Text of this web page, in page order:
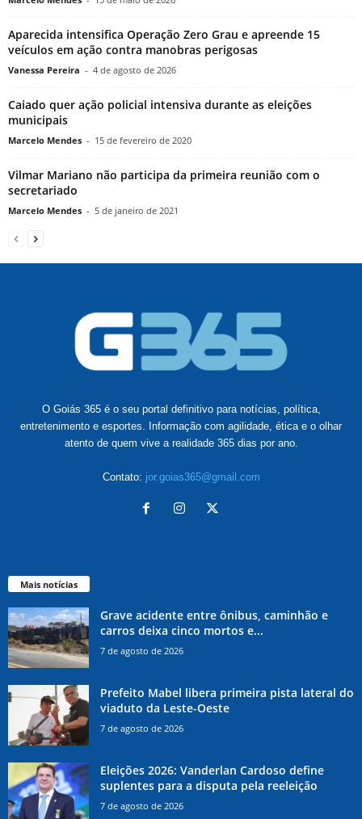
Aparecida intensifica Operação Zero Grau e apreende 15
veículos em ação contra manobras perigosas
Vanessa Pereira - 4 de agosto de 2026
Caiado quer ação policial intensiva durante as eleições
municipais
Marcelo Mendes - 15 de fevereiro de 2020
Vilmar Mariano não participa da primeira reunião com o
secretariado
Marcelo Mendes - 5 de janeiro de 2021
O Goiás 365 é o seu portal definitivo para notícias, política,
entretenimento e esportes. Informação com agilidade, ética e o olhar
atento de quem vive a realidade 365 dias por ano.
Contato: jor.goias365@gmail.com
Mais notícias
Grave acidente entre ônibus, caminhão e
carros deixa cinco mortos e...
7 de agosto de 2026
Prefeito Mabel libera primeira pista lateral do
viaduto da Leste-Oeste
7 de agosto de 2026
Eleições 2026: Vanderlan Cardoso define
suplentes para a disputa pela reeleição
7 de agosto de 2026